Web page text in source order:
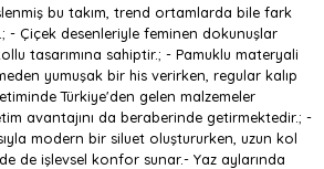
bu takım, trend ortamlarda bile fark
- Çiçek desenleriyle feminen dokunuşlar
tasarımına sahiptir.; - Pamuklu materyali
yumuşak bir his verirken, regular kalıp
Türkiye'den gelen malzemeler
avantajını da beraberinde getirmektedir.; -
modern bir siluet oluştururken, uzun kol
de işlevsel konfor sunar.- Yaz aylarında